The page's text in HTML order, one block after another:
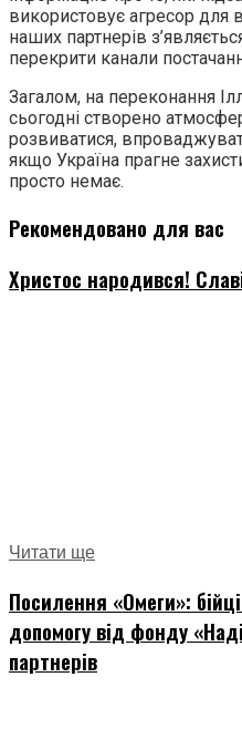
використовує агресор для
наших партнерів
перекрити канали
Загалом, на переконання
сьогодні створено
розвиватися,
якщо Україна прагне
просто немає.
Рекомендовано для вас
Христос народився!
Читати ще
Посилення «Омеги»:
допомогу від фонду
партнерів